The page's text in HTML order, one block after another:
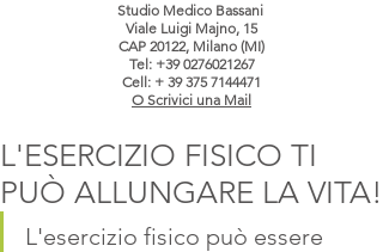
Studio Medico Bassani
Viale Luigi Majno, 15
CAP 20122, Milano (MI)
Tel: +39 0276021267
Cell: + 39 375 7144471
O Scrivici una Mail
L'ESERCIZIO FISICO TI
PUÒ ALLUNGARE LA VITA!
L'esercizio fisico può essere